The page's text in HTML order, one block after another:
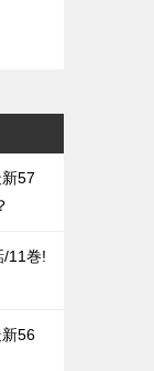
57
/11巻!
56